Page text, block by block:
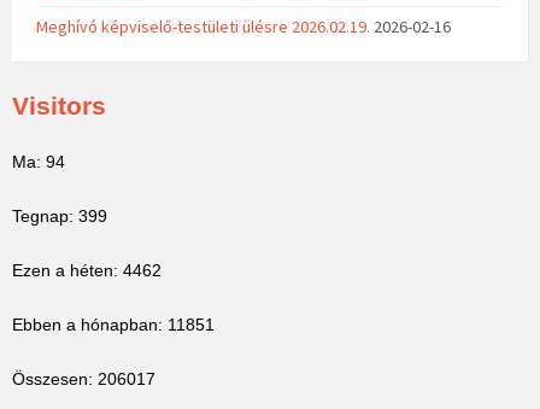
Meghívó képviselő-testületi ülésre 2026.02.19. 2026-02-16
Visitors
Ma: 94
Tegnap: 399
Ezen a héten: 4462
Ebben a hónapban: 11851
Összesen: 206017